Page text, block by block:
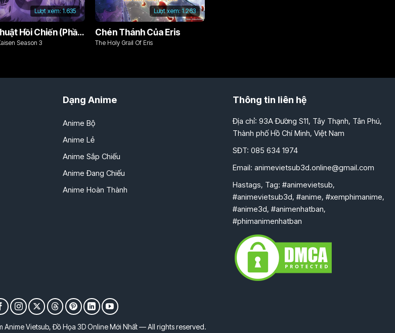
Lượt xem:1.635
Chú Thuật Hồi Chiến (Phần 3)
Season 3
Lượt xem: 1.263
Chén Thánh Của Eris
The Holy Grail Of Eris
Dạng Anime
Anime Bộ
Anime Lẻ
Anime Sắp Chiếu
Anime Đang Chiếu
Anime Hoàn Thành
Thông tin liên hệ
Địa chỉ: 93A Đường S11, Tây Thạnh, Tân Phú,
Thành phố Hồ Chí Minh, Việt Nam
SĐT: 085 634 1974
Email: animevietsub3d.online@gmail.com
Hastags, Tag: #animevietsub,
#animevietsub3d, #anime, #xemphimanime,
#anime3d, #animenhatban,
#phimanimenhatban
Anime Vietsub, Đồ Họa 3D Online Mới Nhất — All rights reserved.